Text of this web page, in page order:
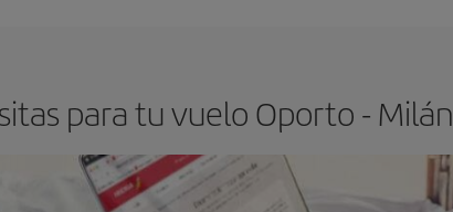
para tu vuelo Oporto - Milán